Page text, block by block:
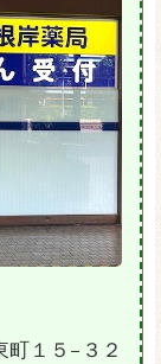
１５−３２